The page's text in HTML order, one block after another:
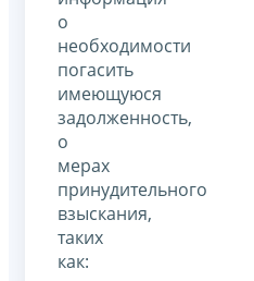
о
необходимости
погасить
имеющуюся
задолженность,
о
мерах
принудительного
взыскания,
таких
как: